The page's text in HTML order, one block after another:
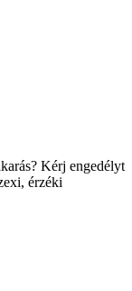
Kérj engedélyt
érzéki